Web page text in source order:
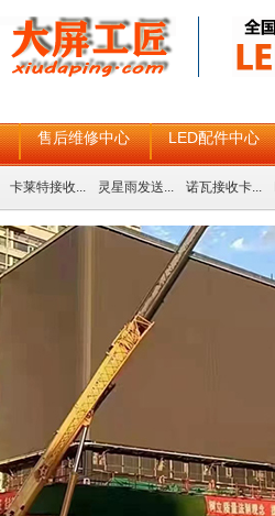
售后维修中心 LED配件中心
卡莱特接收... 灵星雨发送... 诺瓦接收卡...